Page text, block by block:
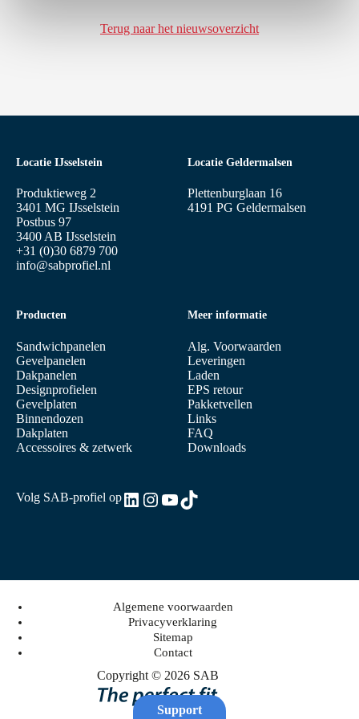
Support
Terug naar het nieuwsoverzicht
Locatie IJsselstein
Produktieweg 2
3401 MG IJsselstein
Postbus 97
3400 AB IJsselstein
+31 (0)30 6879 700
info@sabprofiel.nl
Producten
Sandwichpanelen
Gevelpanelen
Dakpanelen
Designprofielen
Gevelplaten
Binnendozen
Dakplaten
Accessoires & zetwerk
Meer informatie
Alg. Voorwaarden
Leveringen
Laden
EPS retour
Pakketvellen
Links
FAQ
Downloads
Locatie Geldermalsen
Plettenburglaan 16
4191 PG Geldermalsen
Volg SAB-profiel opLinkedIn
Instagram
YouTube
TikTok
Copyright © 2026 SAB
Algemene voorwaarden
Privacyverklaring
Sitemap
Contact